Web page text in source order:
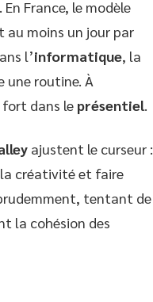
France, le modèle
au moins un jour par
l’informatique, la
une routine. À
dans le présentiel
ajustent le curseur :
créativité et faire
tentant de
la cohésion des